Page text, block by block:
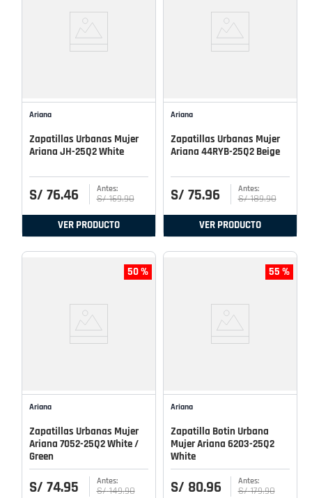
Ariana
Zapatillas Urbanas Mujer
Ariana JH-25Q2 White
S/ 76.46 S/ 169.90
VER PRODUCTO
Ariana
Zapatillas Urbanas Mujer
Ariana 44RYB-25Q2 Beige
S/ 75.96 S/ 189.90
VER PRODUCTO
50 %
Ariana
Zapatillas Urbanas Mujer
Ariana 7052-25Q2 White /
Green
S/ 74.95 S/ 149.90
55 %
Ariana
Zapatilla Botin Urbana
Mujer Ariana 6203-25Q2
White
S/ 80.96 S/ 179.90